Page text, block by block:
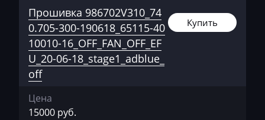
Bajaj
Basak
Bauer
BAW
Belgee
Прошивка 986702V310_74
0.705-300-190618_65115-40
10010-16_OFF_FAN_OFF_EF
U_20-06-18_stage1_adblue_
off
Купить
Цена
15000 руб.